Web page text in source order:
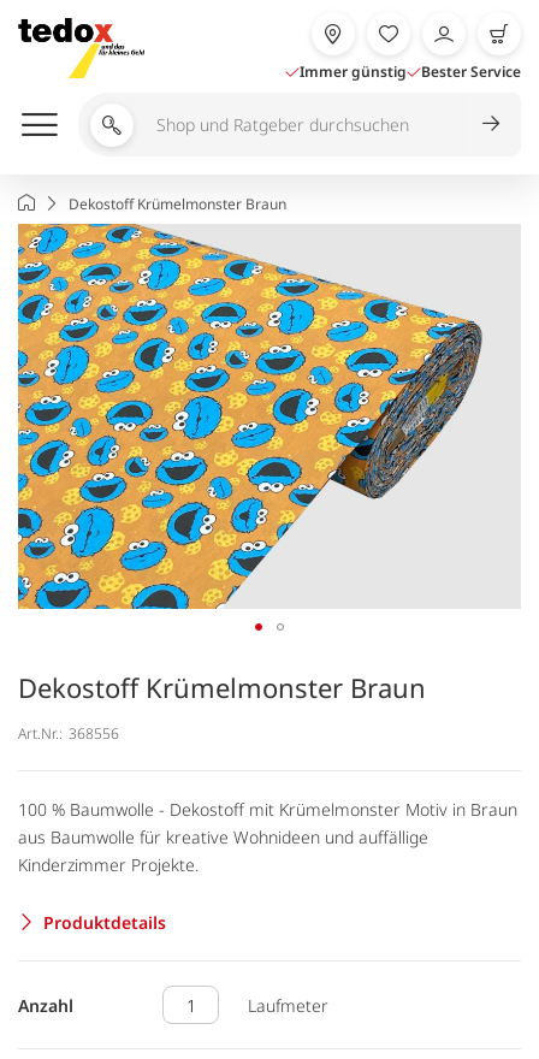
Inhalt
springen
Immer günstig Bester Service
Shop
Ratgeber
durchsuchen
StartseiteDekostoff Krümelmonster Braun
Dekostoff Krümelmonster Braun
Art.Nr.: 368556
100 % Baumwolle - Dekostoff mit Krümelmonster Motiv in Braun
aus Baumwolle für kreative Wohnideen und auffällige
Kinderzimmer Projekte.
Produktdetails
Anzahl Laufmeter